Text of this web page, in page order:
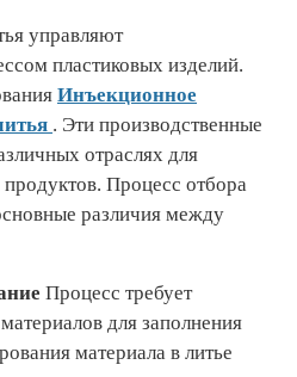
управляют
пластиковых изделий.
Инъекционное
. Эти производственные
отраслях для
Процесс отбора
различия между
Процесс требует
для заполнения
материала в литье